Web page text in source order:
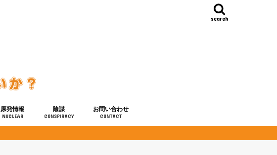
search
原発情報
NUCLEAR
陰謀
CONSPIRACY
お問い合わせ
CONTACT